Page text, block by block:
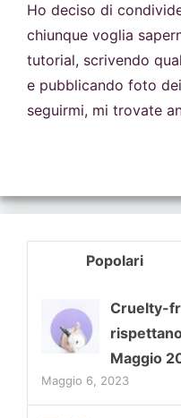
Ho deciso di
chiunque voglia
tutorial, scrivendo
e pubblicando foto
seguirmi, mi trovate
Popolari
Cruelty-
Maggio
Maggio 6, 2023